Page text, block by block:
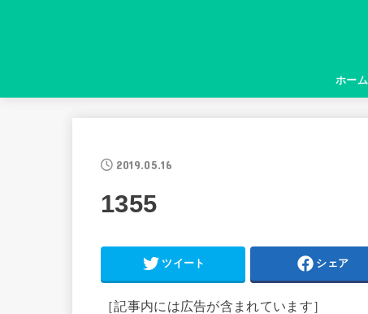
ホーム
2019.05.16
1355
ツイート シェア
［記事内には広告が含まれています］